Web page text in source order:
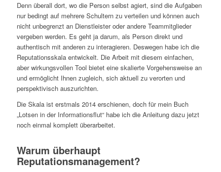
Denn überall dort, wo die Person selbst agiert, sind die Aufgaben
nur bedingt auf mehrere Schultern zu verteilen und können auch
nicht unbegrenzt an Dienstleister oder andere Teammitglieder
vergeben werden. Es geht ja darum, als Person direkt und
authentisch mit anderen zu interagieren. Deswegen habe ich die
Reputationsskala entwickelt. Die Arbeit mit diesem einfachen,
aber wirkungsvollen Tool bietet eine skalierte Vorgehensweise an
und ermöglicht Ihnen zugleich, sich aktuell zu verorten und
perspektivisch auszurichten.
Die Skala ist erstmals 2014 erschienen, doch für mein Buch
„Lotsen in der Informationsflut“ habe ich die Anleitung dazu jetzt
noch einmal komplett überarbeitet.
Warum überhaupt
Reputationsmanagement?